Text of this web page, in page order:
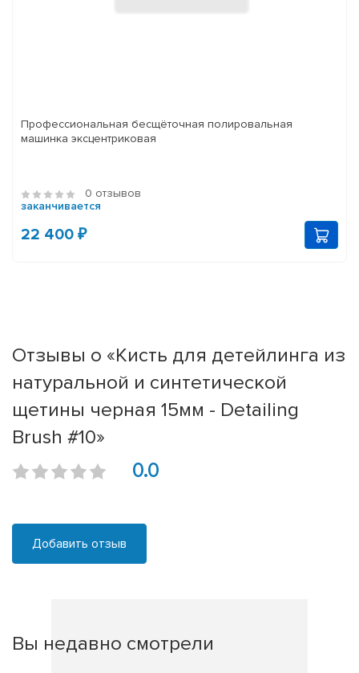
Профессиональная бесщёточная полировальная
машинка эксцентриковая
0 отзывов
заканчивается
22 400 ₽
Отзывы о «Кисть для детейлинга из
натуральной и синтетической
щетины черная 15мм - Detailing
Brush #10»
0.0
Добавить отзыв
Вы недавно смотрели